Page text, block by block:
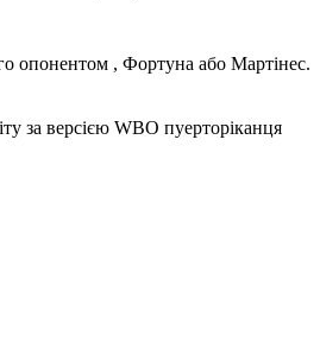
опонентом , Фортуна або Мартінес.
за версією WBO пуерторіканця